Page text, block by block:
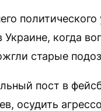
когда
старые
пост в
осудить